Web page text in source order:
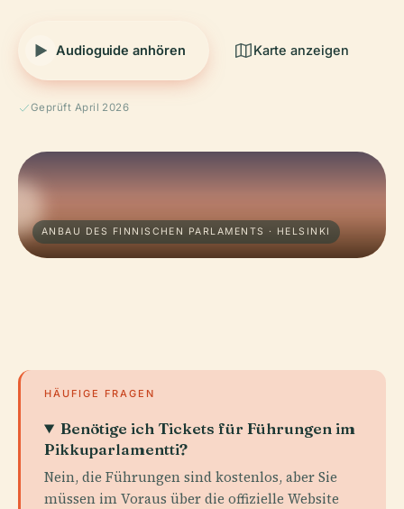
Audioguide anhören Karte anzeigen
Geprüft April 2026
ANBAU DES FINNISCHEN PARLAMENTS · HELSINKI
HÄUFIGE FRAGEN
Benötige ich Tickets für Führungen im
Pikkuparlamentti?
Nein, die Führungen sind kostenlos, aber Sie
müssen im Voraus über die offizielle Website